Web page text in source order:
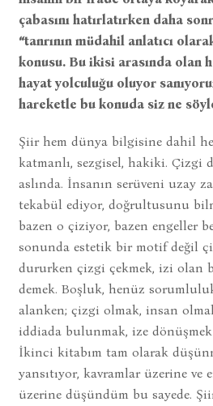
çabasını hatırlatırken daha
“tanrının müdahil anlatıcı
konusu. Bu ikisi arasında olan
hayat yolculuğu oluyor
hareketle bu konuda siz ne
Şiir hem dünya bilgisine dahil
katmanlı, sezgisel, hakiki. Çizgi
aslında. İnsanın serüveni uzay
tekabül ediyor, doğrultusunu
bazen o çiziyor, bazen engeller
sonunda estetik bir motif değil
dururken çizgi çekmek, izi olan
demek. Boşluk, henüz
alanken; çizgi olmak, insan
iddiada bulunmak, ize
İkinci kitabım tam olarak
yansıtıyor, kavramlar üzerine ve
üzerine düşündüm bu sayede.